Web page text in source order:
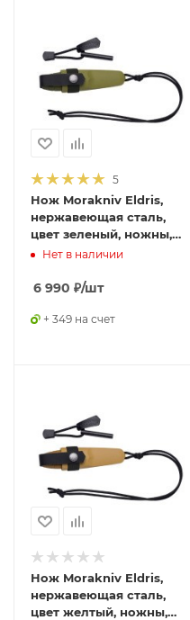
5
Нож Morakniv Eldris,
нержавеющая сталь,
цвет зеленый, ножны,
шнурок, огниво,12633
Нет в наличии
6 990 ₽/шт
+ 349 на счет
Нож Morakniv Eldris,
нержавеющая сталь,
цвет желтый, ножны,